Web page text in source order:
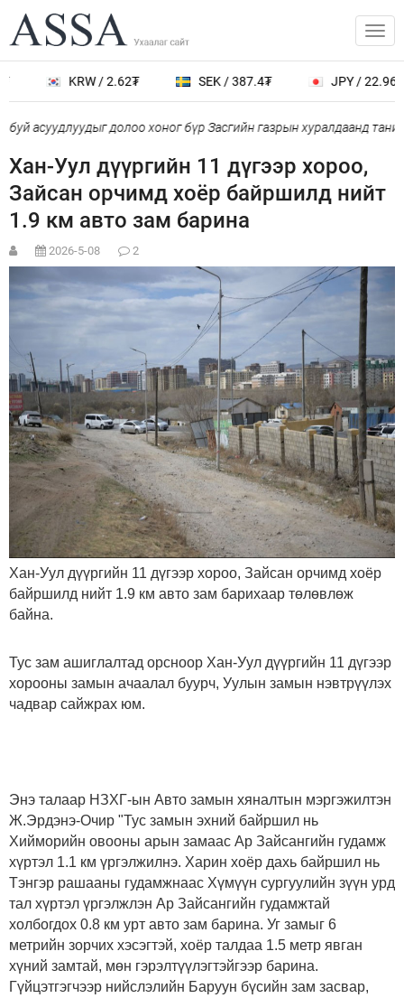
KRW / 2.62₮ SEK / 387.4₮ JPY / 22.96₮
асуудлуудыг долоо хоног бүр Засгийн газрын хуралдаанд
Хан-Уул дүүргийн 11 дүгээр хороо,
Зайсан орчимд хоёр байршилд нийт
1.9 км авто зам барина
2026-5-08 2
Хан-Уул дүүргийн 11 дүгээр хороо, Зайсан орчимд хоёр
байршилд нийт 1.9 км авто зам барихаар төлөвлөж
байна.
Тус зам ашиглалтад орсноор Хан-Уул дүүргийн 11 дүгээр
хорооны замын ачаалал буурч, Уулын замын нэвтрүүлэх
чадвар сайжрах юм.
Энэ талаар НЗХГ-ын Авто замын хяналтын мэргэжилтэн
Ж.Эрдэнэ-Очир "Тус замын эхний байршил нь
Хийморийн овооны арын замаас Ар Зайсангийн гудамж
хүртэл 1.1 км үргэлжилнэ. Харин хоёр дахь байршил нь
Тэнгэр рашааны гудамжнаас Хүмүүн сургуулийн зүүн урд
тал хүртэл үргэлжлэн Ар Зайсангийн гудамжтай
холбогдох 0.8 км урт авто зам барина. Уг замыг 6
метрийн зорчих хэсэгтэй, хоёр талдаа 1.5 метр явган
хүний замтай, мөн гэрэлтүүлэгтэйгээр барина.
Гүйцэтгэгчээр нийслэлийн Баруун бүсийн зам засвар,